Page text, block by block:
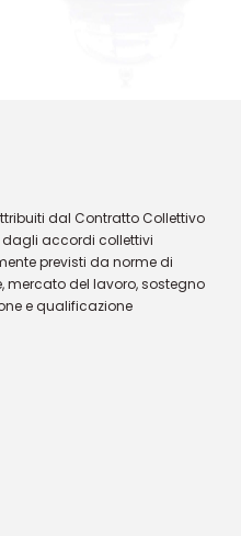
dal Contratto Collettivo
dagli accordi collettivi
previsti da norme di
mercato del lavoro, sostegno
e qualificazione